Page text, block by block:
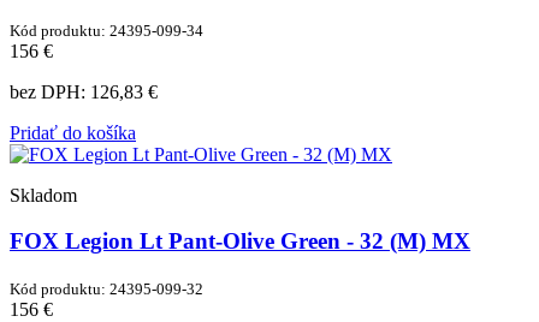
Kód produktu: 24395-099-34
156 €
bez DPH: 126,83 €
Pridať do košíka
Skladom
FOX Legion Lt Pant-Olive Green - 32 (M) MX
Kód produktu: 24395-099-32
156 €